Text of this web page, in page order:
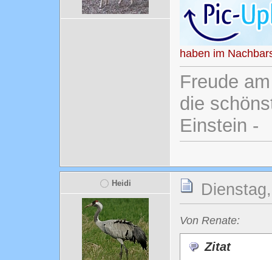
haben im
Freude
die
Einstein -
Heidi
Von Renate:
Zitat